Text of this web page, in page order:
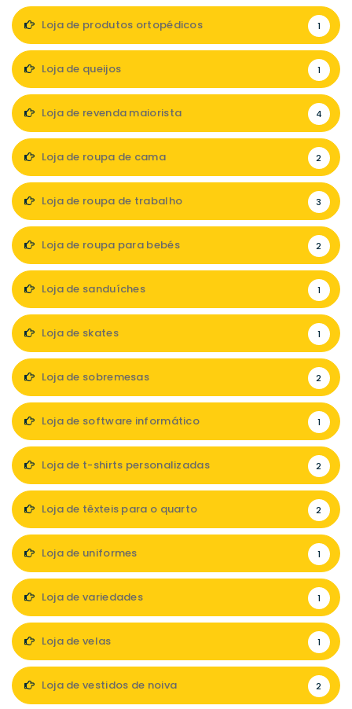
Loja de produtos ortopédicos 1
Loja de queijos 1
Loja de revenda maiorista 4
Loja de roupa de cama 2
Loja de roupa de trabalho 3
Loja de roupa para bebés 2
Loja de sanduíches 1
Loja de skates 1
Loja de sobremesas 2
Loja de software informático 1
Loja de t-shirts personalizadas 2
Loja de têxteis para o quarto 2
Loja de uniformes 1
Loja de variedades 1
Loja de velas 1
Loja de vestidos de noiva 2